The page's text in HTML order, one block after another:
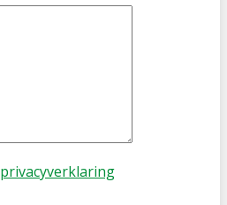
privacyverklaring